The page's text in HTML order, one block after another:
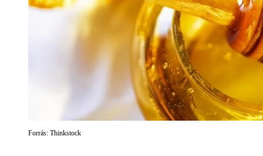
Forrás: Thinkstock